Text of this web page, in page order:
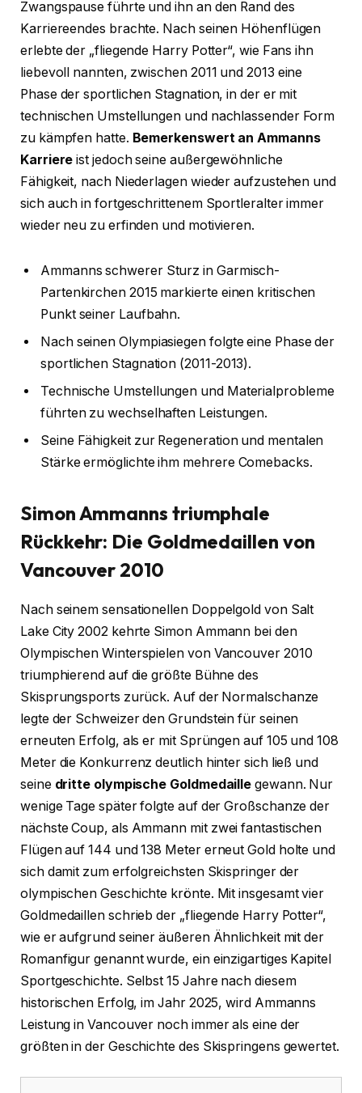
Zwangspause führte und ihn an den Rand des
Karriereendes brachte. Nach seinen Höhenflügen
erlebte der „fliegende Harry Potter“, wie Fans ihn
liebevoll nannten, zwischen 2011 und 2013 eine
Phase der sportlichen Stagnation, in der er mit
technischen Umstellungen und nachlassender Form
zu kämpfen hatte. Bemerkenswert an Ammanns
Karriere ist jedoch seine außergewöhnliche
Fähigkeit, nach Niederlagen wieder aufzustehen und
sich auch in fortgeschrittenem Sportleralter immer
wieder neu zu erfinden und motivieren.
Ammanns schwerer Sturz in Garmisch-
Partenkirchen 2015 markierte einen kritischen
Punkt seiner Laufbahn.
Nach seinen Olympiasiegen folgte eine Phase der
sportlichen Stagnation (2011-2013).
Technische Umstellungen und Materialprobleme
führten zu wechselhaften Leistungen.
Seine Fähigkeit zur Regeneration und mentalen
Stärke ermöglichte ihm mehrere Comebacks.
Simon Ammanns triumphale
Rückkehr: Die Goldmedaillen von
Vancouver 2010
Nach seinem sensationellen Doppelgold von Salt
Lake City 2002 kehrte Simon Ammann bei den
Olympischen Winterspielen von Vancouver 2010
triumphierend auf die größte Bühne des
Skisprungsports zurück. Auf der Normalschanze
legte der Schweizer den Grundstein für seinen
erneuten Erfolg, als er mit Sprüngen auf 105 und 108
Meter die Konkurrenz deutlich hinter sich ließ und
seine dritte olympische Goldmedaille gewann. Nur
wenige Tage später folgte auf der Großschanze der
nächste Coup, als Ammann mit zwei fantastischen
Flügen auf 144 und 138 Meter erneut Gold holte und
sich damit zum erfolgreichsten Skispringer der
olympischen Geschichte krönte. Mit insgesamt vier
Goldmedaillen schrieb der „fliegende Harry Potter“,
wie er aufgrund seiner äußeren Ähnlichkeit mit der
Romanfigur genannt wurde, ein einzigartiges Kapitel
Sportgeschichte. Selbst 15 Jahre nach diesem
historischen Erfolg, im Jahr 2025, wird Ammanns
Leistung in Vancouver noch immer als eine der
größten in der Geschichte des Skispringens gewertet.